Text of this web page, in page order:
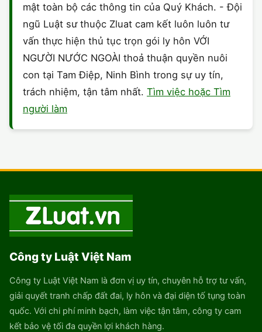
mật toàn bộ các thông tin của Quý Khách. - Đội
ngũ Luật sư thuộc Zluat cam kết luôn luôn tư
vấn thực hiện thủ tục trọn gói ly hôn VỚI
NGƯỜI NƯỚC NGOÀI thoả thuận quyền nuôi
con tại Tam Điệp, Ninh Bình trong sự uy tín,
trách nhiệm, tận tâm nhất. Tìm việc hoặc Tìm
người làm
Công ty Luật Việt Nam
Công ty Luật Việt Nam là đơn vị uy tín, chuyên hỗ trợ tư vấn,
giải quyết tranh chấp đất đai, ly hôn và đại diện tố tụng toàn
quốc. Với chi phí minh bạch, làm việc tận tâm, công ty cam
kết bảo vệ tối đa quyền lợi khách hàng.